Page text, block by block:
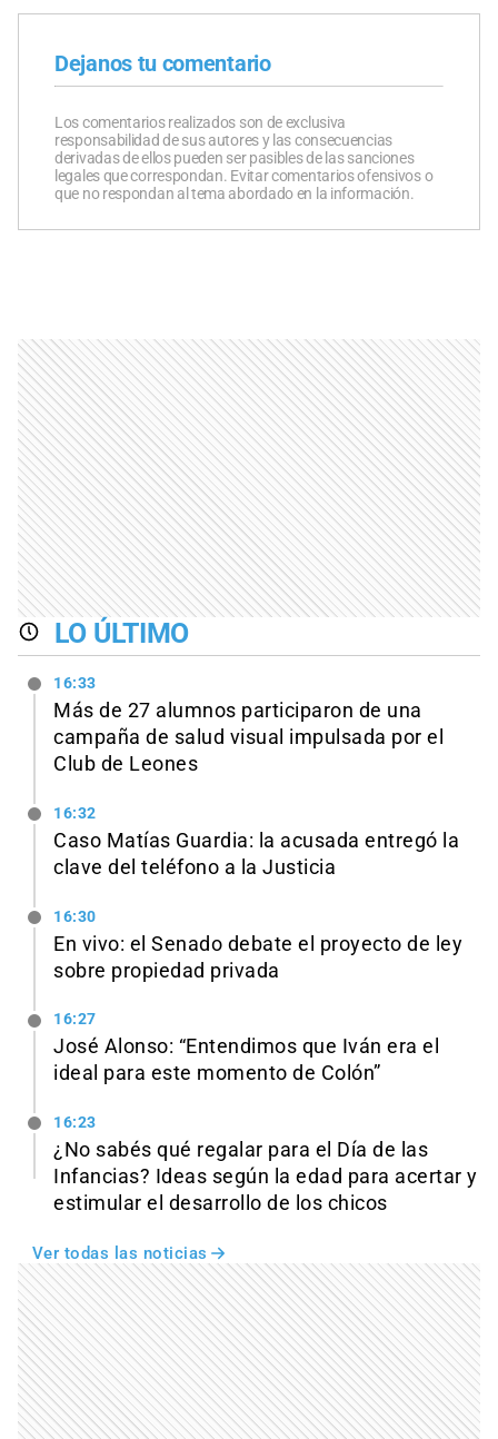
Dejanos tu comentario
Los comentarios realizados son de exclusiva
responsabilidad de sus autores y las consecuencias
derivadas de ellos pueden ser pasibles de las sanciones
legales que correspondan. Evitar comentarios ofensivos o
que no respondan al tema abordado en la información.
LO ÚLTIMO
16:33
Más de 27 alumnos participaron de una
campaña de salud visual impulsada por el
Club de Leones
16:32
Caso Matías Guardia: la acusada entregó la
clave del teléfono a la Justicia
16:30
En vivo: el Senado debate el proyecto de ley
sobre propiedad privada
16:27
José Alonso: “Entendimos que Iván era el
ideal para este momento de Colón”
16:23
¿No sabés qué regalar para el Día de las
Infancias? Ideas según la edad para acertar y
estimular el desarrollo de los chicos
Ver todas las noticias